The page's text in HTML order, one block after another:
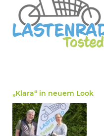
„Klara“ in neuem Look